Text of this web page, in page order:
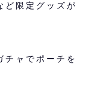
ど限定グッズが
チャでポーチを